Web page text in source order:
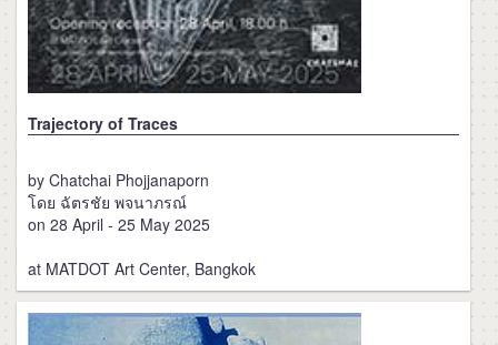
Trajectory of Traces
by Chatchai Phojjanaporn
โดย ฉัตรชัย พจนาภรณ์
on 28 April - 25 May 2025
at MATDOT Art Center, Bangkok